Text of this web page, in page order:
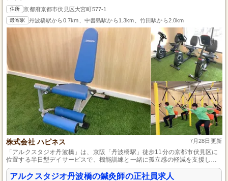
住所 京都府京都市伏見区大宮町577-1
最寄駅 丹波橋駅から0.7km、中書島駅から1.3km、竹田駅から2.0km
株式会社 ハピネス 7月28日更新
「アルクスタジオ丹波橋」は、京阪「丹波橋駅」徒歩11分の京都市伏見区に
位置する半日型デイサービスで、機能訓練と一緒に孤立感の軽減を支援し、
午前と午後3時間ずつ笑顔で過ごせる場所です。
アルクスタジオ丹波橋の鍼灸師の正社員求人